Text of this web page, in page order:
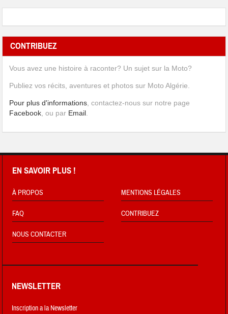
CONTRIBUEZ
Vous avez une histoire à raconter? Un sujet sur la Moto?
Publiez vos récits, aventures et photos sur Moto Algérie.
Pour plus d'informations , contactez-nous sur notre page
Facebook , ou par Email
EN SAVOIR PLUS !
À PROPOS MENTIONS LÉGALES
FAQ CONTRIBUEZ
NOUS CONTACTER
NEWSLETTER
Inscription a la Newsletter